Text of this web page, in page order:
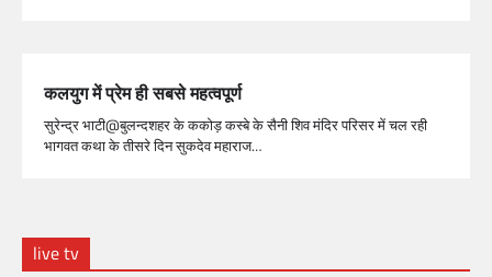
कलयुग में प्रेम ही सबसे महत्वपूर्ण
सुरेन्द्र भाटी@बुलन्दशहर के ककोड़ कस्बे के सैनी शिव मंदिर परिसर में चल रही
भागवत कथा के तीसरे दिन सुकदेव महाराज…
live tv